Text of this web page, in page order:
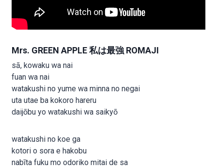
Mrs. GREEN APPLE 私は最強 ROMAJI
sā, kowaku wa nai
fuan wa nai
watakushi no yume wa minna no negai
uta utae ba kokoro hareru
daijōbu yo watakushi wa saikyō
watakushi no koe ga
kotori o sora e hakobu
nabīta fuku mo odoriko mitai de sa